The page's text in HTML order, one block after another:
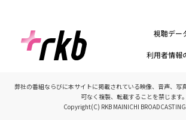
視聴デー
利用者情報
弊社の番組ならびに本サイトに掲載されている映像、音声、写
可なく複製、転載することを禁じます。
Copyright(C) RKB MAINICHI BROADCASTING